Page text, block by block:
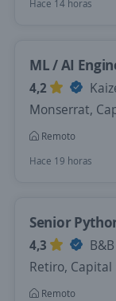
Hace 14 horas
ML / AI
4,2
Monserrat,
Remoto
Hace 19 horas
Senior
4,3
Retiro, Capital
Remoto